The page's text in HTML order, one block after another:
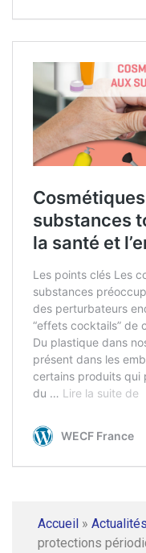
Accueil » Actualités
protections